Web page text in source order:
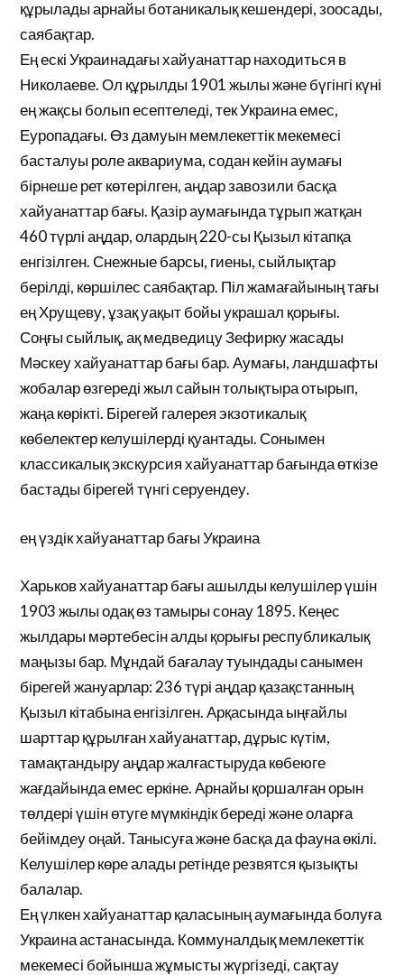
құрылады арнайы ботаникалық кешендері, зоосады,
саябақтар.
Ең ескі Украинадағы хайуанаттар находиться в
Николаеве. Ол құрылды 1901 жылы және бүгінгі күні
ең жақсы болып есептеледі, тек Украина емес,
Еуропадағы. Өз дамуын мемлекеттік мекемесі
басталуы роле аквариума, содан кейін аумағы
бірнеше рет көтерілген, аңдар завозили басқа
хайуанаттар бағы. Қазір аумағында тұрып жатқан
460 түрлі аңдар, олардың 220-сы Қызыл кітапқа
енгізілген. Снежные барсы, гиены, сыйлықтар
берілді, көршілес саябақтар. Піл жамағайының тағы
ең Хрущеву, ұзақ уақыт бойы украшал қорығы.
Соңғы сыйлық, ақ медведицу Зефирку жасады
Мәскеу хайуанаттар бағы бар. Аумағы, ландшафты
жобалар өзгереді жыл сайын толықтыра отырып,
жаңа көрікті. Бірегей галерея экзотикалық
көбелектер келушілерді қуантады. Сонымен
классикалық экскурсия хайуанаттар бағында өткізе
бастады бірегей түнгі серуендеу.
ең үздік хайуанаттар бағы Украина
Харьков хайуанаттар бағы ашылды келушілер үшін
1903 жылы одақ өз тамыры сонау 1895. Кеңес
жылдары мәртебесін алды қорығы республикалық
маңызы бар. Мұндай бағалау туындады санымен
бірегей жануарлар: 236 түрі аңдар қазақстанның
Қызыл кітабына енгізілген. Арқасында ыңғайлы
шарттар құрылған хайуанаттар, дұрыс күтім,
тамақтандыру аңдар жалғастыруда көбеюге
жағдайында емес еркіне. Арнайы қоршалған орын
төлдері үшін өтуге мүмкіндік береді және оларға
бейімдеу оңай. Танысуға және басқа да фауна өкілі.
Келушілер көре алады ретінде резвятся қызықты
балалар.
Ең үлкен хайуанаттар қаласының аумағында болуға
Украина астанасында. Коммуналдық мемлекеттік
мекемесі бойынша жұмысты жүргізеді, сақтау